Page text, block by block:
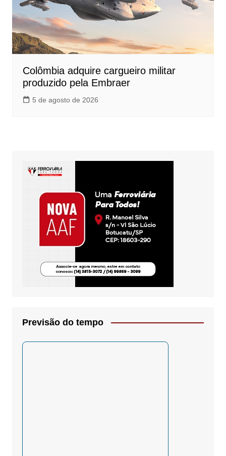
Colômbia adquire cargueiro militar
produzido pela Embraer
5 de agosto de 2026
Previsão do tempo